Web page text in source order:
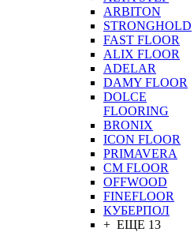
ARBITON
STRONGHOLD
FAST FLOOR
ALIX FLOOR
ADELAR
DAMY FLOOR
DOLCE
FLOORING
BRONIX
ICON FLOOR
PRIMAVERA
CM FLOOR
OFFWOOD
FINEFLOOR
КУБЕРПОЛ
+ ЕЩЕ 13